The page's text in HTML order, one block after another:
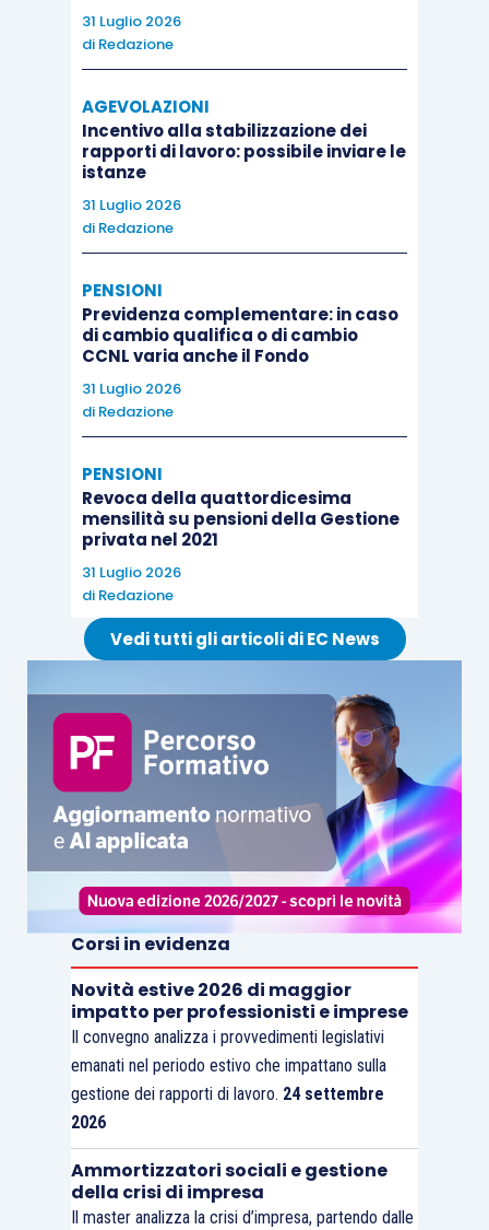
31 Luglio 2026
di Redazione
AGEVOLAZIONI
Incentivo alla stabilizzazione dei
rapporti di lavoro: possibile inviare le
istanze
31 Luglio 2026
di Redazione
PENSIONI
Previdenza complementare: in caso
di cambio qualifica o di cambio
CCNL varia anche il Fondo
31 Luglio 2026
di Redazione
PENSIONI
Revoca della quattordicesima
mensilità su pensioni della Gestione
privata nel 2021
31 Luglio 2026
di Redazione
Vedi tutti gli articoli di EC News
Corsi in evidenza
Novità estive 2026 di maggior
impatto per professionisti e imprese
Il convegno analizza i provvedimenti legislativi
emanati nel periodo estivo che impattano sulla
gestione dei rapporti di lavoro. 24 settembre
2026
Ammortizzatori sociali e gestione
della crisi di impresa
Il master analizza la crisi d’impresa, partendo dalle